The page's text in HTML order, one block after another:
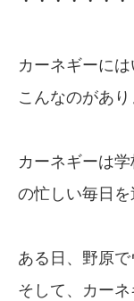
カーネギーに
こんなのがあり
カーネギーは
の忙しい毎日を
ある日、野原で
そして、カー